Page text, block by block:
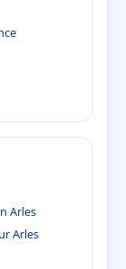
Arles
Arles